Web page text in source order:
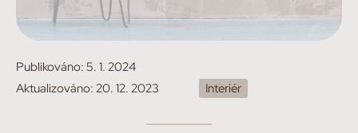
Publikováno: 5. 1. 2024
Aktualizováno: 20. 12. 2023 Interiér